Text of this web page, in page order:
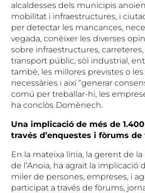
alcaldesses dels municipis
mobilitat i infraestructures, i
per detectar les mancances,
vegada, conèixer les diverses
sobre infraestructures, carreteres,
transport públic, sòl industrial,
també, les millores previstes o
necessàries i així “generar
comú per treballar-hi, les
ha conclòs Domènech.
Una implicació de més de
través d’enquestes i fòrums
En la mateixa línia, la gerent de
de l’Anoia, ha agraït la implicació
miler de persones, empreses, i
participat a través de fòrums,